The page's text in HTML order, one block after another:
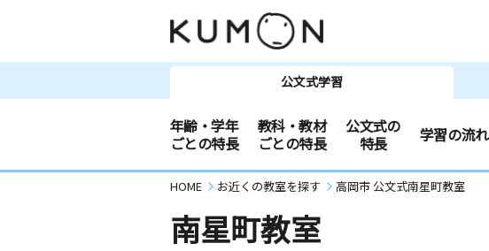
公文式学習
年齢・学年
ごとの特長
教科・教材
ごとの特長
公文式の
特長
学習の流れ
HOME お近くの教室を探す 高岡市 公文式南星町教室
南星町教室